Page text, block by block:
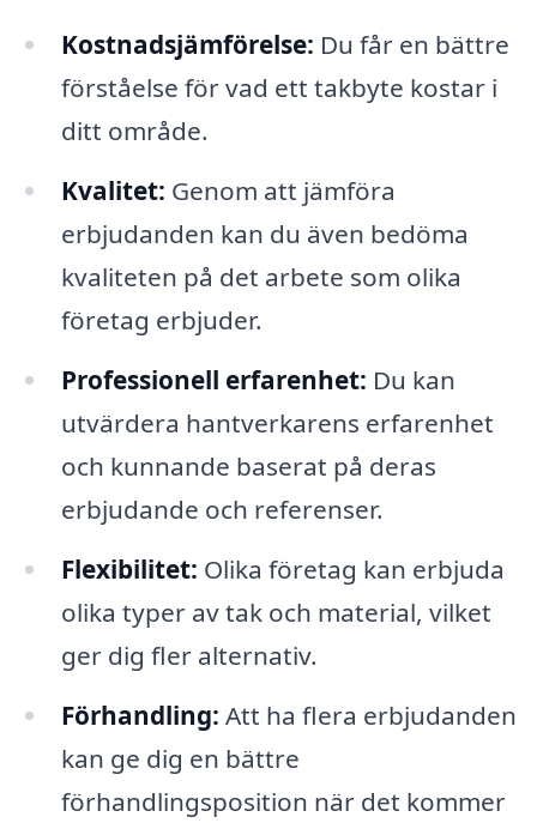
Kostnadsjämförelse: Du får en bättre
förståelse för vad ett takbyte kostar i
ditt område.
Kvalitet: Genom att jämföra
erbjudanden kan du även bedöma
kvaliteten på det arbete som olika
företag erbjuder.
Professionell erfarenhet: Du kan
utvärdera hantverkarens erfarenhet
och kunnande baserat på deras
erbjudande och referenser.
Flexibilitet: Olika företag kan erbjuda
olika typer av tak och material, vilket
ger dig fler alternativ.
Förhandling: Att ha flera erbjudanden
kan ge dig en bättre
förhandlingsposition när det kommer